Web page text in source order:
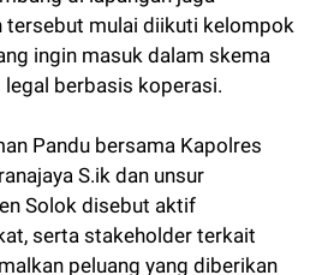
tersebut mulai diikuti kelompok
ingin masuk dalam skema
berbasis koperasi.
Pandu bersama Kapolres
S.ik dan unsur
Solok disebut aktif
serta stakeholder terkait
peluang yang diberikan